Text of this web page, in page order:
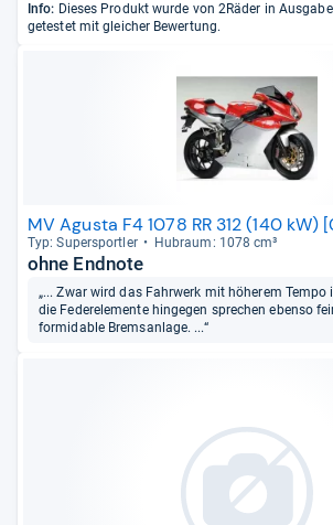
Info: Dieses Produkt wurde von 2Räder in Ausgabe
getestet mit gleicher Bewertung.
MV Agusta F4 1078 RR 312 (140 kW)
Typ: Super­sport­ler Hub­raum: 1078 cm³
ohne Endnote
„... Zwar wird das Fahrwerk mit höherem
die Federelemente hingegen sprechen ebenso
formidable Bremsanlage. ...“